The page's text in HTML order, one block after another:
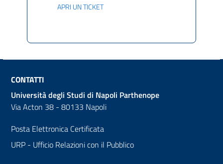
APRI UN TICKET
CONTATTI
Università degli Studi di Napoli Parthenope
Via Acton 38 - 80133 Napoli
Posta Elettronica Certificata
URP - Ufficio Relazioni con il Pubblico